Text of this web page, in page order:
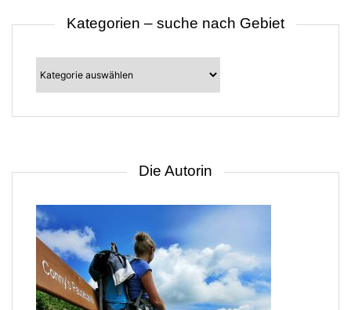
Kategorien – suche nach Gebiet
–
suche
nach
Die Autorin